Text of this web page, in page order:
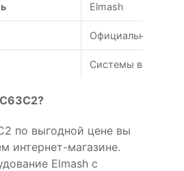
Elmash
Официальная
Системы
по выгодной цене вы
интернет-магазине.
Elmash с